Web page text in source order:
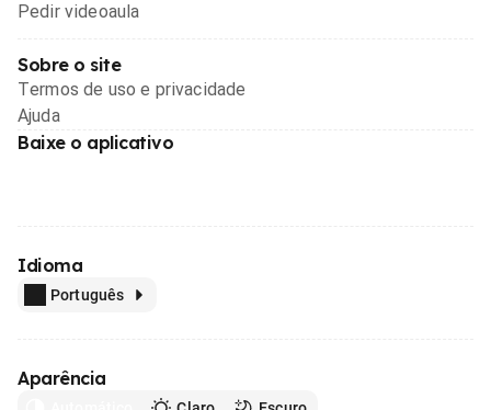
Pedir videoaula
Sobre o site
Termos de uso e privacidade
Ajuda
Baixe o aplicativo
Idioma
Português
Aparência